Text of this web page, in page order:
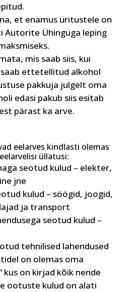
et enamus üritustele on
Autorite Ühinguga leping
mis saab siis, kui
ettetellitud alkohol
pakkuja julgelt oma
edasi pakub siis esitab
pärast ka arve.
eelarves kindlasti olemas
üllatusi:
seotud kulud – elekter,
jne
kulud – söögid, joogid,
ja transport
seotud kulud –
tehnilised lahendused
on olemas oma
kus on kirjad kõik nende
ootuste kulud on alati